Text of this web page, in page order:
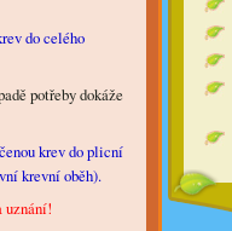
do celého
potřeby dokáže
krev do plicní
krevní oběh).
uznání!